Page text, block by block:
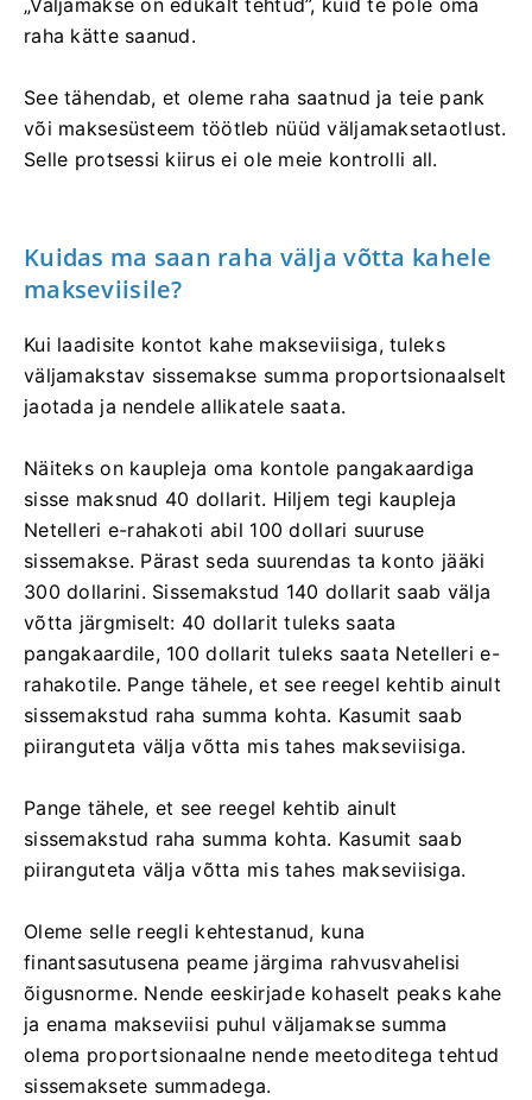
raha kätte saanud.
See tähendab, et oleme raha saatnud ja teie pank
või maksesüsteem töötleb nüüd väljamaksetaotlust.
Selle protsessi kiirus ei ole meie kontrolli all.
Kuidas ma saan raha välja võtta kahele
makseviisile?
Kui laadisite kontot kahe makseviisiga, tuleks
väljamakstav sissemakse summa proportsionaalselt
jaotada ja nendele allikatele saata.
Näiteks on kaupleja oma kontole pangakaardiga
sisse maksnud 40 dollarit. Hiljem tegi kaupleja
Netelleri e-rahakoti abil 100 dollari suuruse
sissemakse. Pärast seda suurendas ta konto jääki
300 dollarini. Sissemakstud 140 dollarit saab välja
võtta järgmiselt: 40 dollarit tuleks saata
pangakaardile, 100 dollarit tuleks saata Netelleri e-
rahakotile. Pange tähele, et see reegel kehtib ainult
sissemakstud raha summa kohta. Kasumit saab
piiranguteta välja võtta mis tahes makseviisiga.
Pange tähele, et see reegel kehtib ainult
sissemakstud raha summa kohta. Kasumit saab
piiranguteta välja võtta mis tahes makseviisiga.
Oleme selle reegli kehtestanud, kuna
finantsasutusena peame järgima rahvusvahelisi
õigusnorme. Nende eeskirjade kohaselt peaks kahe
ja enama makseviisi puhul väljamakse summa
olema proportsionaalne nende meetoditega tehtud
sissemaksete summadega.